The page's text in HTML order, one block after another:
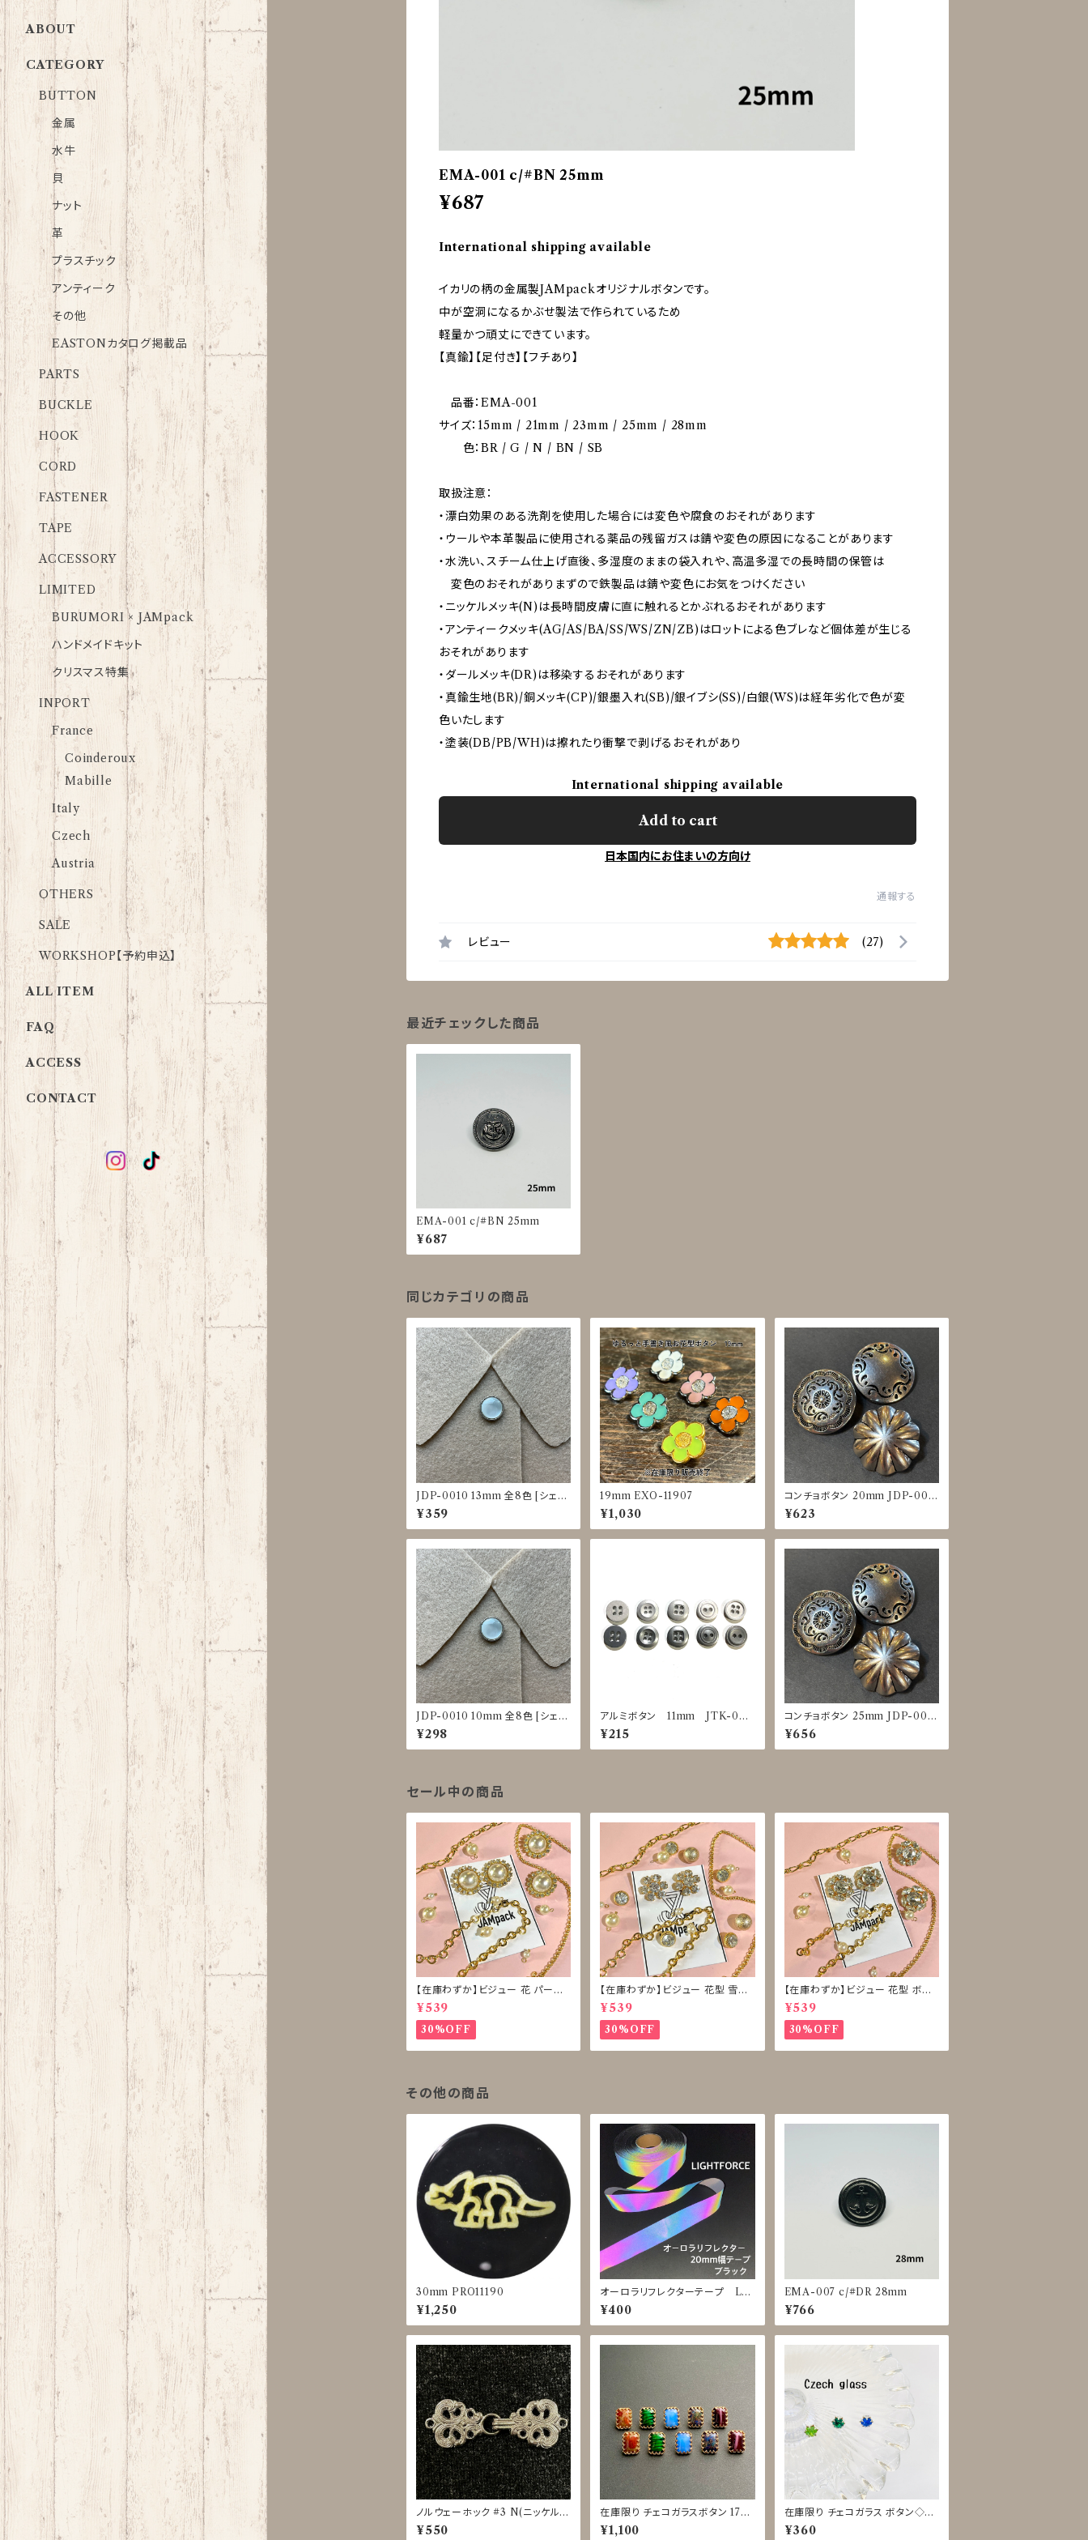
EMA-001 c/#BN 25mm
¥687
International shipping available
イカリの柄の金属製JAMpackオリジナルボタンです。
中が空洞になるかぶせ製法で作られているため
軽量かつ頑丈にできています。
【真鍮】【足付き】【フチあり】
品番：EMA-001
サイズ：15mm / 21mm / 23mm / 25mm / 28mm
色：BR / G / N / BN / SB
取扱注意：
・漂白効果のある洗剤を使用した場合には変色や腐食のおそれがあります
・ウールや本革製品に使用される薬品の残留ガスは錆や変色の原因になることがあります
・水洗い、スチーム仕上げ直後、多湿度のままの袋入れや、高温多湿での長時間の保管は
変色のおそれがありまずので鉄製品は錆や変色にお気をつけください
・ニッケルメッキ(N)は長時間皮膚に直に触れるとかぶれるおそれがあります
・アンティークメッキ(AG/AS/BA/SS/WS/ZN/ZB)はロットによる色ブレなど個体差が生じる
おそれがあります
・ダールメッキ(DR)は移染するおそれがあります
・真鍮生地(BR)/銅メッキ(CP)/銀墨入れ(SB)/銀イブシ(SS)/白銀(WS)は経年劣化で色が変
色いたします
・塗装(DB/PB/WH)は擦れたり衝撃で剥げるおそれがあり
International shipping available
Add to cart
日本国内にお住まいの方向け
通報する
レビュー (27)
最近チェックした商品
EMA-001 c/#BN 25mm
¥687
同じカテゴリの商品
JDP-0010 13mm 全8色 [シェル
調][裏足ボタン][ブラウス]
¥359
19mm EXO-11907
¥1,030
コンチョボタン 20mm JDP-001
6
¥623
JDP-0010 10mm 全8色 [シェル
調][裏足ボタン][ブラウス]
¥298
アルミボタン 11mm JTK-002
5～0029
¥215
コンチョボタン 25mm JDP-001
6
¥656
セール中の商品
【在庫わずか】ビジュー 花 パール
ボタン 再販なし
¥539
30%OFF
【在庫わずか】ビジュー 花型 雪型
ボタン 再販なし
¥539
30%OFF
【在庫わずか】ビジュー 花型 ボタ
ン 再販なし
¥539
30%OFF
その他の商品
30mm PRO11190
¥1,250
オーロラリフレクターテープ LIG
HTFORCE 黒 20mm◇1m単
位で切り売り
¥400
EMA-007 c/#DR 28mm
¥766
ノルウェーホック #3 N(ニッケルバ
レル)
¥550
在庫限り チェコガラスボタン 17m
m HPO11134〜11139
¥1,100
在庫限り チェコガラス ボタン◇9
mm
¥360
ABOUT
CATEGORY
BUTTON
金属
水牛
貝
ナット
革
プラスチック
アンティーク
その他
EASTONカタログ掲載品
PARTS
BUCKLE
HOOK
CORD
FASTENER
TAPE
ACCESSORY
LIMITED
BURUMORI × JAMpack
ハンドメイドキット
クリスマス特集
INPORT
France
Coinderoux
Mabille
Italy
Czech
Austria
OTHERS
SALE
WORKSHOP【予約申込】
ALL ITEM
FAQ
ACCESS
CONTACT